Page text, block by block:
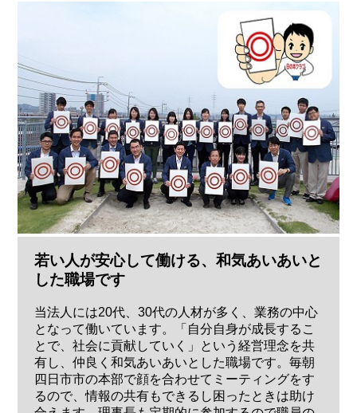
若い人が安心して働ける、和気あいあいと
した職場です
当法人には20代、30代の人材が多く、業務の中心
となって働いています。「自分自身が成長するこ
とで、社会に貢献していく」という経営理念を共
有し、仲良く和気あいあいとした職場です。毎朝
四日市市の本部で顔を合わせてミーティングをす
るので、情報の共有もできるし困ったときは助け